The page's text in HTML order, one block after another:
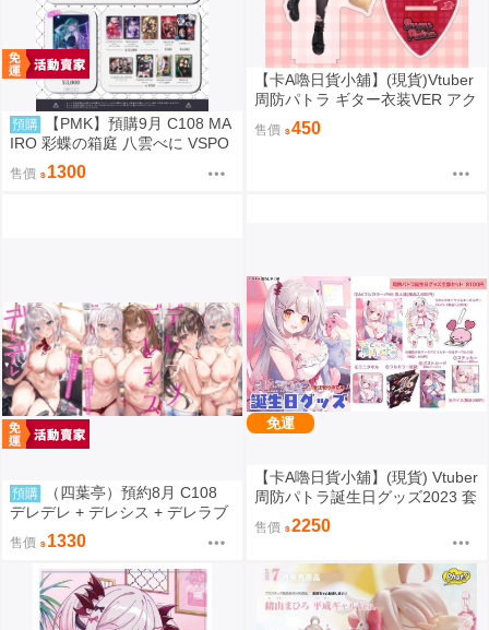
預購
【PMK】預購9月 C108 MA
IRO 彩蝶の箱庭 八雲べに VSPO
售價 1300
【卡A嚕日貨小舖】(現貨)Vtuber
周防パトラ ギター衣装VER アク
リルスタンド 壓克力立牌
售價 450
預購
（四葉亭）預約8月 C108
デレデレ + デレシス + デレラブ
3冊套組 附資料夾 Yan-Yam
售價 1330
免運
【卡A嚕日貨小舖】(現貨) Vtuber
周防パトラ誕生日グッズ2023 套
售價 2250